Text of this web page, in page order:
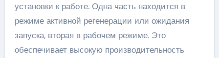
установки к работе. Одна часть находится в
режиме активной регенерации или ожидания
запуска, вторая в рабочем режиме. Это
обеспечивает высокую производительность